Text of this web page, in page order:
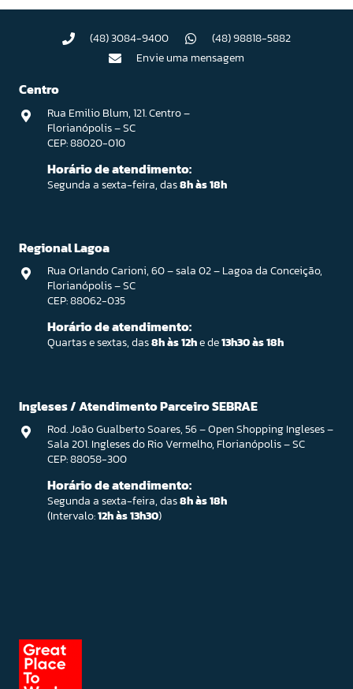
(48) 3084-9400
(48) 98818-5882
Envie uma mensagem
Centro
Rua Emilio Blum, 121. Centro –
Florianópolis – SC
CEP: 88020-010
Horário de atendimento:
Segunda a sexta-feira, das8h às 18h
Regional Lagoa
Rua Orlando Carioni, 60 – sala 02 – Lagoa da Conceição,
Florianópolis – SC
CEP: 88062-035
Horário de atendimento:
Quartas e sextas, das8h às 12he de13h30 às 18h
Ingleses / Atendimento Parceiro SEBRAE
Rod. João Gualberto Soares, 56 – Open Shopping Ingleses –
Sala 201. Ingleses do Rio Vermelho, Florianópolis – SC
CEP: 88058-300
Horário de atendimento:
Segunda a sexta-feira, das8h às 18h
(Intervalo:12h às 13h30)